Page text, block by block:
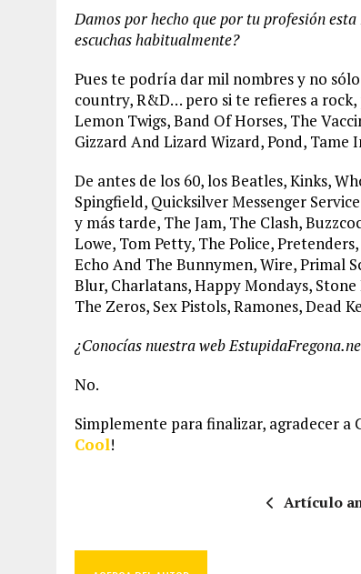
Damos por hecho que por tu profesión
escuchas habitualmente?
Pues te podría dar mil nombres y no
country, R&D… pero si te refieres a
Lemon Twigs, Band Of Horses, The
Gizzard And Lizard Wizard, Pond, Tame
De antes de los 60, los Beatles, Kinks,
Spingfield, Quicksilver Messenger
y más tarde, The Jam, The Clash,
Lowe, Tom Petty, The Police,
Echo And The Bunnymen, Wire, Primal
Blur, Charlatans, Happy Mondays, Stone
The Zeros, Sex Pistols, Ramones, Dead
¿Conocías nuestra web
No.
Simplemente para finalizar, agradecer a
Cool!
Artículo